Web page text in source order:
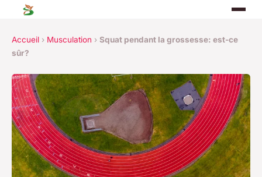
Accueil › Musculation › Squat pendant la grossesse: est-ce
sûr?